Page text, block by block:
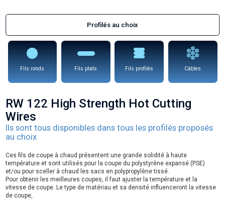
Profilés au choix
Fils ronds Fils plats Fils profilés Câbles
RW 122 High Strength Hot Cutting
Wires
Ils sont tous disponibles dans tous les profilés proposés
au choix
Ces fils de coupe à chaud présentent une grande solidité à haute
température et sont utilisés pour la coupe du polystyrène expansé (PSE)
et/ou pour sceller à chaud les sacs en polypropylène tissé.
Pour obtenir les meilleures coupes, il faut ajuster la température et la
vitesse de coupe. Le type de matériau et sa densité influenceront la vitesse
de coupe,